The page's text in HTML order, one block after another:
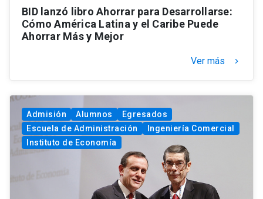
BID lanzó libro Ahorrar para Desarrollarse:
Cómo América Latina y el Caribe Puede
Ahorrar Más y Mejor
Ver más keyboard_arrow_right
Admisión Alumnos
Egresados
Escuela de Administración
Ingeniería Comercial
Instituto de Economía